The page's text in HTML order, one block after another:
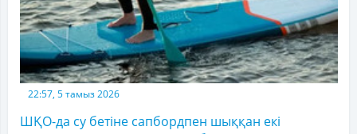
22:57, 5 тамыз 2026
ШҚО-да су бетіне сапбордпен шыққан екі